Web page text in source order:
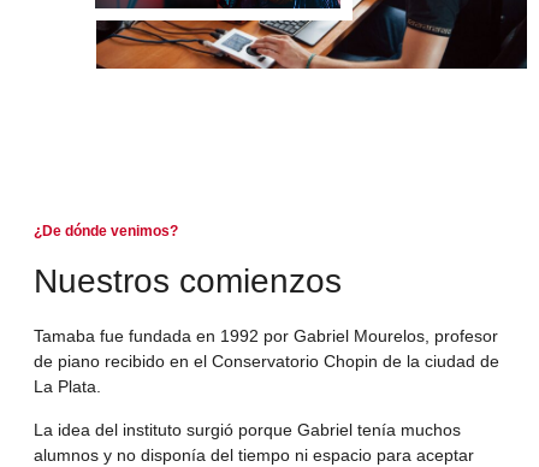
¿De dónde venimos?
Nuestros comienzos
Tamaba fue fundada en 1992 por Gabriel Mourelos, profesor
de piano recibido en el Conservatorio Chopin de la ciudad de
La Plata.
La idea del instituto surgió porque Gabriel tenía muchos
alumnos y no disponía del tiempo ni espacio para aceptar